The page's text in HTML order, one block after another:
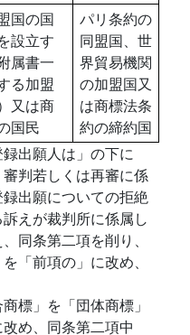
国の国
設立す
属書一
る加盟
又は商
国民
パリ条約の
同盟国、世
界貿易機関
の加盟国又
は商標法条
約の締約国
出願人は」の下に
審判若しくは再審に係
出願についての拒絶
えが裁判所に係属し
同条第二項を削り、
「前項の」に改め、
標」を「団体商標」
め、同条第二項中